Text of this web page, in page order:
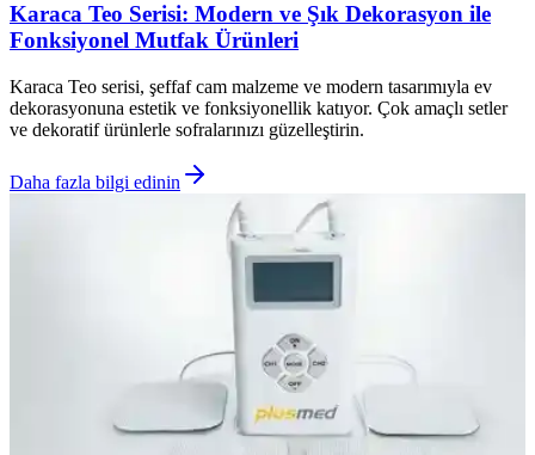
Karaca Teo Serisi: Modern ve Şık Dekorasyon ile
Fonksiyonel Mutfak Ürünleri
Karaca Teo serisi, şeffaf cam malzeme ve modern tasarımıyla ev
dekorasyonuna estetik ve fonksiyonellik katıyor. Çok amaçlı setler
ve dekoratif ürünlerle sofralarınızı güzelleştirin.
Daha fazla bilgi edinin